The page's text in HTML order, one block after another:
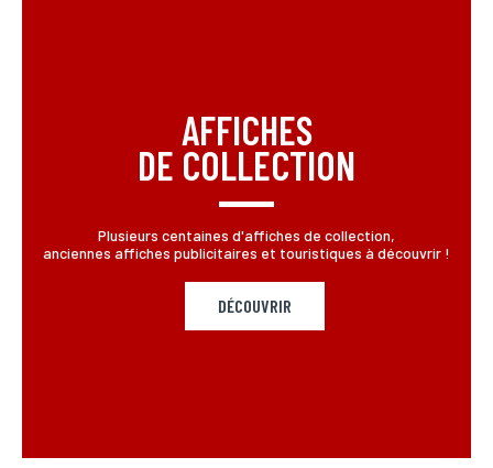
Si vous préférez que l’on vous contacte par téléphone,
vous pouvez indiquer votre numéro.
Si vous souhaitez recevoir une réponse personnalisée,
vous pouvez nous laisser votre adresse.
AFFICHES
DE COLLECTION
Plusieurs centaines d'affiches de collection,
anciennes affiches publicitaires et touristiques à découvrir !
DÉCOUVRIR